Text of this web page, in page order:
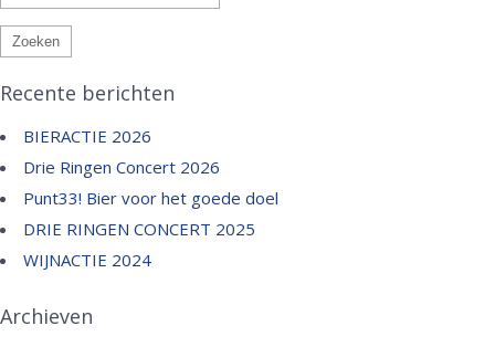
naar:
Recente berichten
BIERACTIE 2026
Drie Ringen Concert 2026
Punt33! Bier voor het goede doel
DRIE RINGEN CONCERT 2025
WIJNACTIE 2024
Archieven